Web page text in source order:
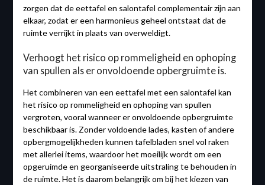
zorgen dat de eettafel en salontafel complementair zijn aan
elkaar, zodat er een harmonieus geheel ontstaat dat de
ruimte verrijkt in plaats van overweldigt.
Verhoogt het risico op rommeligheid en ophoping
van spullen als er onvoldoende opbergruimte is.
Het combineren van een eettafel met een salontafel kan
het risico op rommeligheid en ophoping van spullen
vergroten, vooral wanneer er onvoldoende opbergruimte
beschikbaar is. Zonder voldoende lades, kasten of andere
opbergmogelijkheden kunnen tafelbladen snel vol raken
met allerlei items, waardoor het moeilijk wordt om een
opgeruimde en georganiseerde uitstraling te behouden in
de ruimte. Het is daarom belangrijk om bij het kiezen van